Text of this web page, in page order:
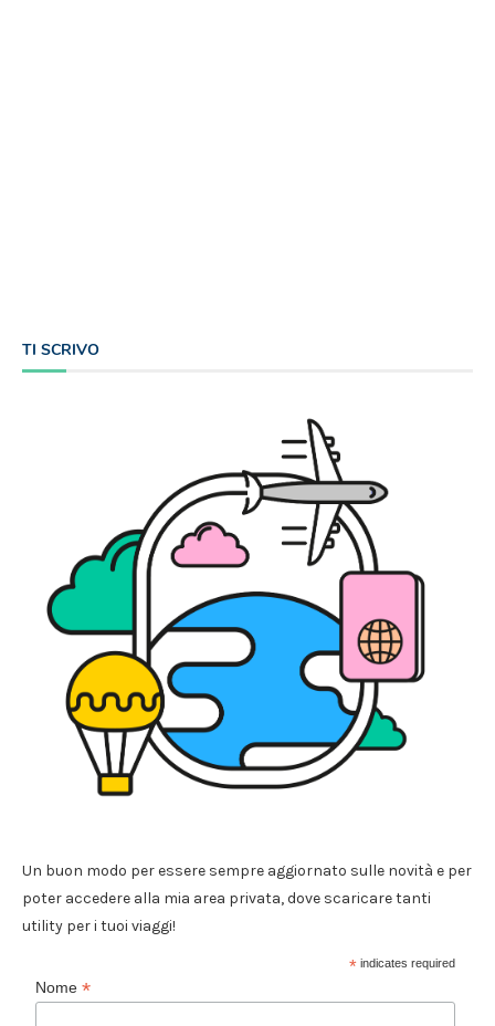
TI SCRIVO
Un buon modo per essere sempre aggiornato sulle novità e per
poter accedere alla mia area privata, dove scaricare tanti
utility per i tuoi viaggi!
* indicates required
Nome*